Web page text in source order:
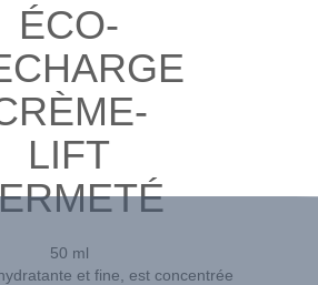
ÉCO-
LIFT
50 ml
et fine, est concentrée